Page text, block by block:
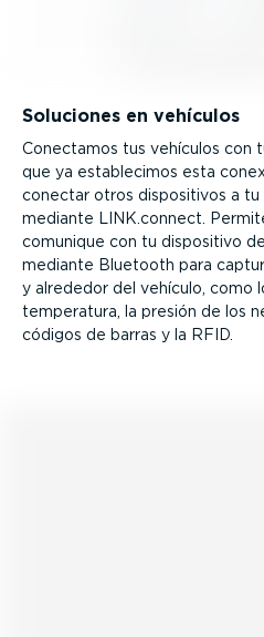
Soluciones en vehículos
Conectamos tus vehículos con
que ya estable­cimos esta
conectar otros dispo­si­tivos a
mediante LINK.connect.
comunique con tu dispositivo
mediante Bluetooth para
y alrededor del vehículo, como
temperatura, la presión de los
códigos de barras y la RFID.